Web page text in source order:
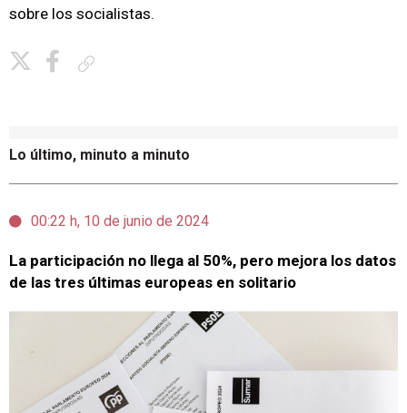
sobre los socialistas.
Lo último, minuto a minuto
00:22 h, 10 de junio de 2024
La participación no llega al 50%, pero mejora los datos
de las tres últimas europeas en solitario